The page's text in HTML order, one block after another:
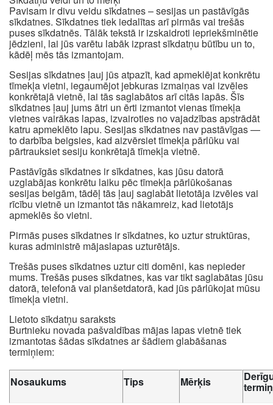
Pavisam ir divu veidu sīkdatnes – sesijas un pastāvīgās
sīkdatnes. Sīkdatnes tiek iedalītas arī pirmās vai trešās
puses sīkdatnēs. Tālāk tekstā ir izskaidroti iepriekšminētie
jēdzieni, lai jūs varētu labāk izprast sīkdatņu būtību un to,
kādēļ mēs tās izmantojam.
Sesijas sīkdatnes ļauj jūs atpazīt, kad apmeklējat konkrētu
tīmekļa vietni, iegaumējot jebkuras izmaiņas vai izvēles
konkrētajā vietnē, lai tās saglabātos arī citās lapās. Šīs
sīkdatnes ļauj jums ātri un ērti izmantot vienas tīmekļa
vietnes vairākas lapas, izvairoties no vajadzības apstrādāt
katru apmeklēto lapu. Sesijas sīkdatnes nav pastāvīgas —
to darbība beigsies, kad aizvērsiet tīmekļa pārlūku vai
pārtrauksiet sesiju konkrētajā tīmekļa vietnē.
Pastāvīgās sīkdatnes ir sīkdatnes, kas jūsu datorā
uzglabājas konkrētu laiku pēc tīmekļa pārlūkošanas
sesijas beigām, tādēļ tās ļauj saglabāt lietotāja izvēles vai
rīcību vietnē un izmantot tās nākamreiz, kad lietotājs
apmeklēs šo vietni.
Pirmās puses sīkdatnes ir sīkdatnes, ko uztur struktūras,
kuras administrē mājaslapas uzturētājs.
Trešās puses sīkdatnes uztur citi domēni, kas nepieder
mums. Trešās puses sīkdatnes, kas var tikt saglabātas jūsu
datorā, telefonā vai planšetdatorā, kad jūs pārlūkojat mūsu
tīmekļa vietni.
Lietoto sīkdatņu saraksts
Burtnieku novada pašvaldības mājas lapas vietnē tiek
izmantotas šādas sīkdatnes ar šādiem glabāšanas
termiņiem:
Nosaukums Tips Mērķis